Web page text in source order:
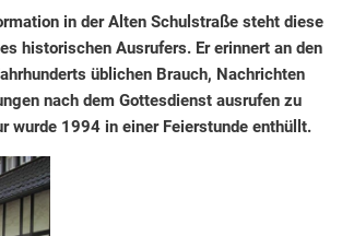
in der Alten Schulstraße steht diese
historischen Ausrufers. Er erinnert an den
üblichen Brauch, Nachrichten
nach dem Gottesdienst ausrufen zu
wurde 1994 in einer Feierstunde enthüllt.